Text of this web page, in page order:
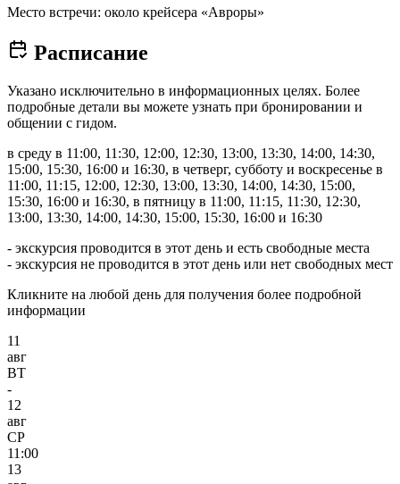
Место встречи: около крейсера «Авроры»
Расписание
Указано исключительно в информационных целях. Более
подробные детали вы можете узнать при бронировании и
общении с гидом.
в среду в 11:00, 11:30, 12:00, 12:30, 13:00, 13:30, 14:00, 14:30,
15:00, 15:30, 16:00 и 16:30, в четверг, субботу и воскресенье в
11:00, 11:15, 12:00, 12:30, 13:00, 13:30, 14:00, 14:30, 15:00,
15:30, 16:00 и 16:30, в пятницу в 11:00, 11:15, 11:30, 12:30,
13:00, 13:30, 14:00, 14:30, 15:00, 15:30, 16:00 и 16:30
- экскурсия проводится в этот день и есть свободные места
- экскурсия не проводится в этот день или нет свободных мест
Кликните на любой день для получения более подробной
информации
11
авг
ВТ
-
12
авг
СР
11:00
13